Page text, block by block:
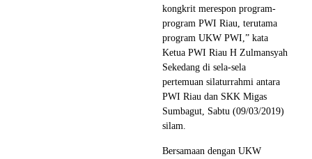
kongkrit merespon program-
program PWI Riau, terutama
program UKW PWI,” kata
Ketua PWI Riau H Zulmansyah
Sekedang di sela-sela
pertemuan silaturrahmi antara
PWI Riau dan SKK Migas
Sumbagut, Sabtu (09/03/2019)
silam.
Bersamaan dengan UKW